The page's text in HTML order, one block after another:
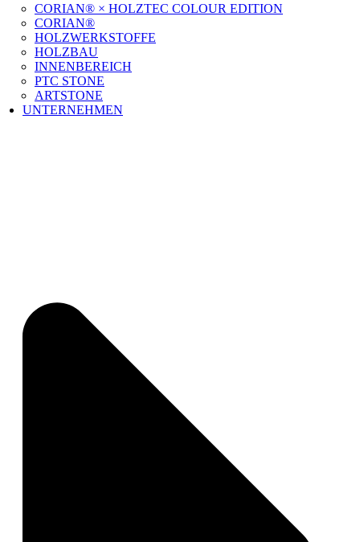
CORIAN® × HOLZTEC COLOUR EDITION
CORIAN®
HOLZWERKSTOFFE
HOLZBAU
INNENBEREICH
PTC STONE
ARTSTONE
UNTERNEHMEN